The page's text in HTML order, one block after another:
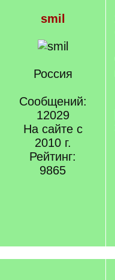
smil
Россия
Сообщений:
12029
На сайте с
2010 г.
Рейтинг:
9865